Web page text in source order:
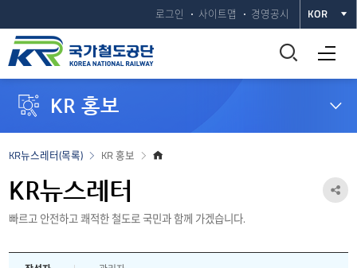
로그인 사이트맵 경영공시 KOR
통
합
기
전체메뉴 열기
KR 홍보
KR 홍보
KR뉴스레터(목록)
KR뉴스레터
빠르고 안전하고 쾌적한 철도로 국민과 함께 가겠습니다.
공